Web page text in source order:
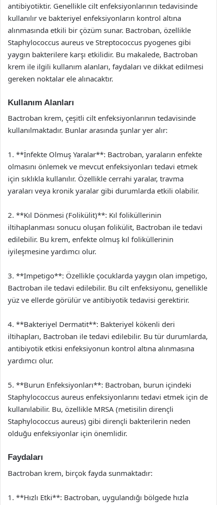
antibiyotiktir. Genellikle cilt enfeksiyonlarının tedavisinde
kullanılır ve bakteriyel enfeksiyonların kontrol altına
alınmasında etkili bir çözüm sunar. Bactroban, özellikle
Staphylococcus aureus ve Streptococcus pyogenes gibi
yaygın bakterilere karşı etkilidir. Bu makalede, Bactroban
krem ile ilgili kullanım alanları, faydaları ve dikkat edilmesi
gereken noktalar ele alınacaktır.
Kullanım Alanları
Bactroban krem, çeşitli cilt enfeksiyonlarının tedavisinde
kullanılmaktadır. Bunlar arasında şunlar yer alır:
1. **İnfekte Olmuş Yaralar**: Bactroban, yaraların enfekte
olmasını önlemek ve mevcut enfeksiyonları tedavi etmek
için sıklıkla kullanılır. Özellikle cerrahi yaralar, travma
yaraları veya kronik yaralar gibi durumlarda etkili olabilir.
2. **Kıl Dönmesi (Folikülit)**: Kıl foliküllerinin
iltihaplanması sonucu oluşan folikülit, Bactroban ile tedavi
edilebilir. Bu krem, enfekte olmuş kıl foliküllerinin
iyileşmesine yardımcı olur.
3. **Impetigo**: Özellikle çocuklarda yaygın olan impetigo,
Bactroban ile tedavi edilebilir. Bu cilt enfeksiyonu, genellikle
yüz ve ellerde görülür ve antibiyotik tedavisi gerektirir.
4. **Bakteriyel Dermatit**: Bakteriyel kökenli deri
iltihapları, Bactroban ile tedavi edilebilir. Bu tür durumlarda,
antibiyotik etkisi enfeksiyonun kontrol altına alınmasına
yardımcı olur.
5. **Burun Enfeksiyonları**: Bactroban, burun içindeki
Staphylococcus aureus enfeksiyonlarını tedavi etmek için de
kullanılabilir. Bu, özellikle MRSA (metisilin dirençli
Staphylococcus aureus) gibi dirençli bakterilerin neden
olduğu enfeksiyonlar için önemlidir.
Faydaları
Bactroban krem, birçok fayda sunmaktadır:
1. **Hızlı Etki**: Bactroban, uygulandığı bölgede hızla